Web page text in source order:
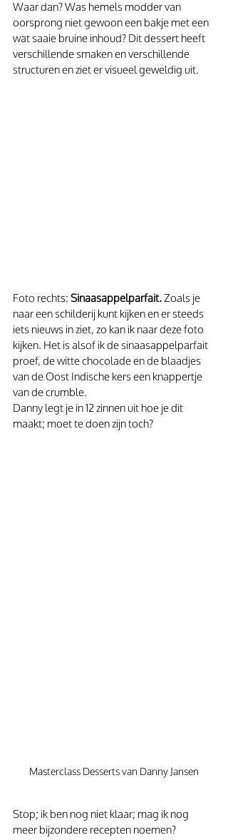
Waar dan? Was hemels modder van
oorsprong niet gewoon een bakje met een
wat saaie bruine inhoud? Dit dessert heeft
verschillende smaken en verschillende
structuren en ziet er visueel geweldig uit.
Foto rechts: Sinaasappelparfait. Zoals je
naar een schilderij kunt kijken en er steeds
iets nieuws in ziet, zo kan ik naar deze foto
kijken. Het is alsof ik de sinaasappelparfait
proef, de witte chocolade en de blaadjes
van de Oost Indische kers een knappertje
van de crumble.
Danny legt je in 12 zinnen uit hoe je dit
maakt; moet te doen zijn toch?
Masterclass Desserts van Danny Jansen
Stop; ik ben nog niet klaar; mag ik nog
meer bijzondere recepten noemen?